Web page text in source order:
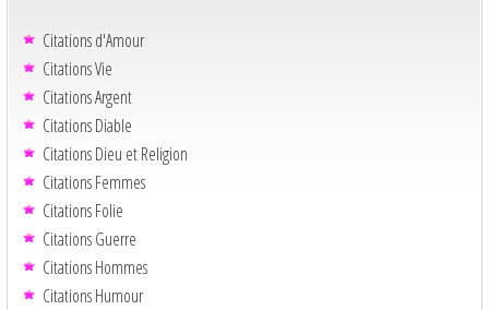
Citations d'Amour
Citations Vie
Citations Argent
Citations Diable
Citations Dieu et Religion
Citations Femmes
Citations Folie
Citations Guerre
Citations Hommes
Citations Humour